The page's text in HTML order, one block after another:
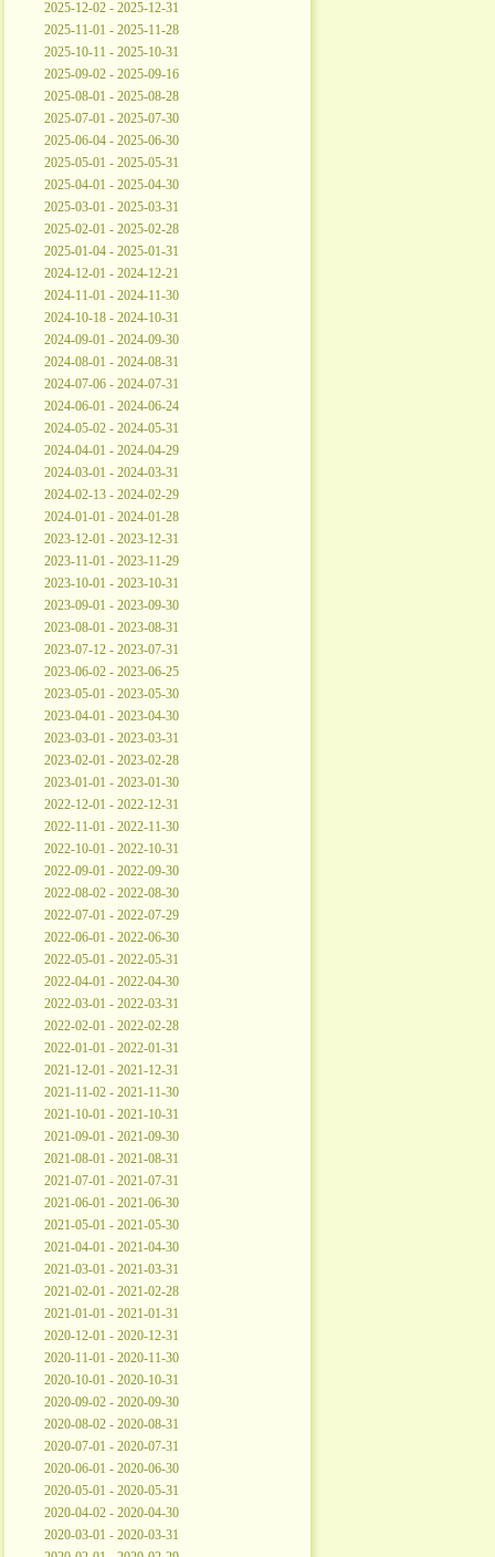
2025-12-02 - 2025-12-31
2025-11-01 - 2025-11-28
2025-10-11 - 2025-10-31
2025-09-02 - 2025-09-16
2025-08-01 - 2025-08-28
2025-07-01 - 2025-07-30
2025-06-04 - 2025-06-30
2025-05-01 - 2025-05-31
2025-04-01 - 2025-04-30
2025-03-01 - 2025-03-31
2025-02-01 - 2025-02-28
2025-01-04 - 2025-01-31
2024-12-01 - 2024-12-21
2024-11-01 - 2024-11-30
2024-10-18 - 2024-10-31
2024-09-01 - 2024-09-30
2024-08-01 - 2024-08-31
2024-07-06 - 2024-07-31
2024-06-01 - 2024-06-24
2024-05-02 - 2024-05-31
2024-04-01 - 2024-04-29
2024-03-01 - 2024-03-31
2024-02-13 - 2024-02-29
2024-01-01 - 2024-01-28
2023-12-01 - 2023-12-31
2023-11-01 - 2023-11-29
2023-10-01 - 2023-10-31
2023-09-01 - 2023-09-30
2023-08-01 - 2023-08-31
2023-07-12 - 2023-07-31
2023-06-02 - 2023-06-25
2023-05-01 - 2023-05-30
2023-04-01 - 2023-04-30
2023-03-01 - 2023-03-31
2023-02-01 - 2023-02-28
2023-01-01 - 2023-01-30
2022-12-01 - 2022-12-31
2022-11-01 - 2022-11-30
2022-10-01 - 2022-10-31
2022-09-01 - 2022-09-30
2022-08-02 - 2022-08-30
2022-07-01 - 2022-07-29
2022-06-01 - 2022-06-30
2022-05-01 - 2022-05-31
2022-04-01 - 2022-04-30
2022-03-01 - 2022-03-31
2022-02-01 - 2022-02-28
2022-01-01 - 2022-01-31
2021-12-01 - 2021-12-31
2021-11-02 - 2021-11-30
2021-10-01 - 2021-10-31
2021-09-01 - 2021-09-30
2021-08-01 - 2021-08-31
2021-07-01 - 2021-07-31
2021-06-01 - 2021-06-30
2021-05-01 - 2021-05-30
2021-04-01 - 2021-04-30
2021-03-01 - 2021-03-31
2021-02-01 - 2021-02-28
2021-01-01 - 2021-01-31
2020-12-01 - 2020-12-31
2020-11-01 - 2020-11-30
2020-10-01 - 2020-10-31
2020-09-02 - 2020-09-30
2020-08-02 - 2020-08-31
2020-07-01 - 2020-07-31
2020-06-01 - 2020-06-30
2020-05-01 - 2020-05-31
2020-04-02 - 2020-04-30
2020-03-01 - 2020-03-31